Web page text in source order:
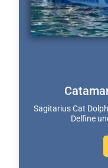
Sagitarius Cat
Delfine